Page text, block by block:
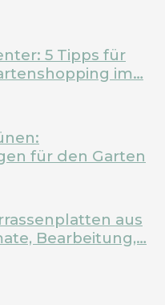
5 Tipps für
im…
für den Garten
aus
Bearbeitung,…